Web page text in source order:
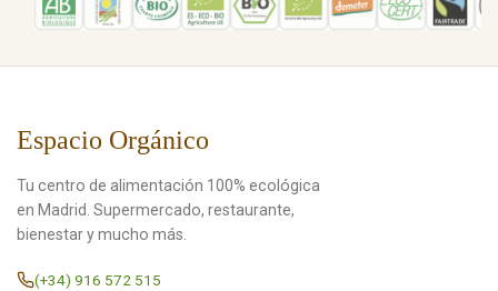
Espacio Orgánico
Tu centro de alimentación 100% ecológica
en Madrid. Supermercado, restaurante,
bienestar y mucho más.
(+34) 916 572 515